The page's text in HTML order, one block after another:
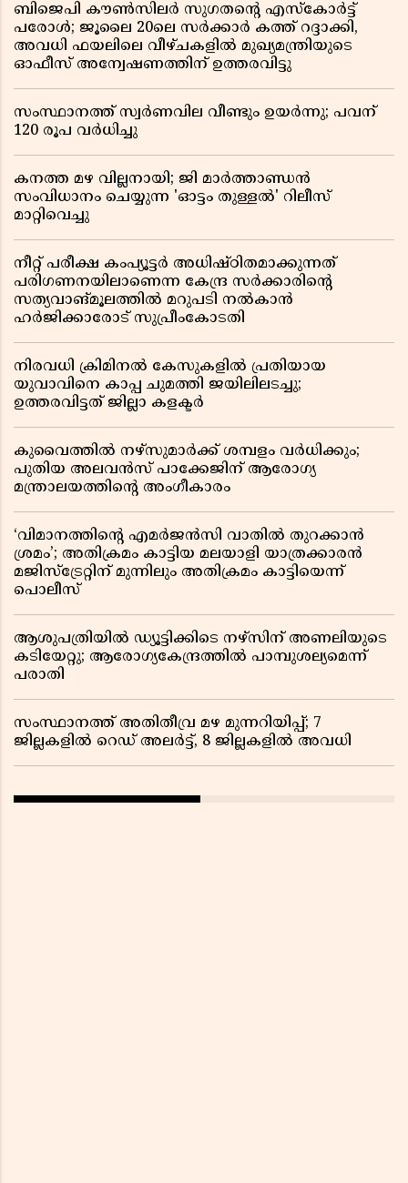
ബിജെപി കൗൺസിലർ സുഗതന്റെ എസ്‌കോർട്ട്
പരോൾ; ജൂലൈ 20ലെ സർക്കാർ കത്ത് റദ്ദാക്കി,
അവധി ഫയലിലെ വീഴ്ചകളിൽ മുഖ്യമന്ത്രിയുടെ
ഓഫീസ് അന്വേഷണത്തിന് ഉത്തരവിട്ടു
സംസ്ഥാനത്ത് സ്വര്‍ണവില വീണ്ടും ഉയർന്നു; പവന്
120 രൂപ വര്‍ധിച്ചു
കനത്ത മഴ വില്ലനായി; ജി മാർത്താണ്ഡൻ
സംവിധാനം ചെയ്യുന്ന 'ഓട്ടം തുള്ളൽ' റിലീസ്
മാറ്റിവെച്ചു
നീറ്റ് പരീക്ഷ കംപ്യൂട്ടർ അധിഷ്ഠിതമാക്കുന്നത്
പരിഗണനയിലാണെന്ന കേന്ദ്ര സർക്കാരിൻ്റെ
സത്യവാങ്മൂലത്തിൽ മറുപടി നൽകാൻ
ഹർജിക്കാരോട് സുപ്രീംകോടതി
നിരവധി ക്രിമിനൽ കേസുകളിൽ പ്രതിയായ
യുവാവിനെ കാപ്പ ചുമത്തി ജയിലിലടച്ചു;
ഉത്തരവിട്ടത് ജില്ലാ കളക്ടർ
കുവൈത്തിൽ നഴ്‌സുമാർക്ക് ശമ്പളം വർധിക്കും;
പുതിയ അലവൻസ് പാക്കേജിന് ആരോഗ്യ
മന്ത്രാലയത്തിൻ്റെ അംഗീകാരം
‘വിമാനത്തിൻ്റെ എമർജൻസി വാതിൽ തുറക്കാൻ
ശ്രമം’; അതിക്രമം കാട്ടിയ മലയാളി യാത്രക്കാരൻ
മജിസ്ട്രേറ്റിന് മുന്നിലും അതിക്രമം കാട്ടിയെന്ന്
പൊലീസ്
ആശുപത്രിയിൽ ഡ്യൂട്ടിക്കിടെ നഴ്സിന് അണലിയുടെ
കടിയേറ്റു; ആരോഗ്യകേന്ദ്രത്തിൽ പാമ്പുശല്യമെന്ന്
പരാതി
സംസ്ഥാനത്ത് അതിതീവ്ര മഴ മുന്നറിയിപ്പ്; 7
ജില്ലകളിൽ റെഡ് അലർട്ട്, 8 ജില്ലകളിൽ അവധി